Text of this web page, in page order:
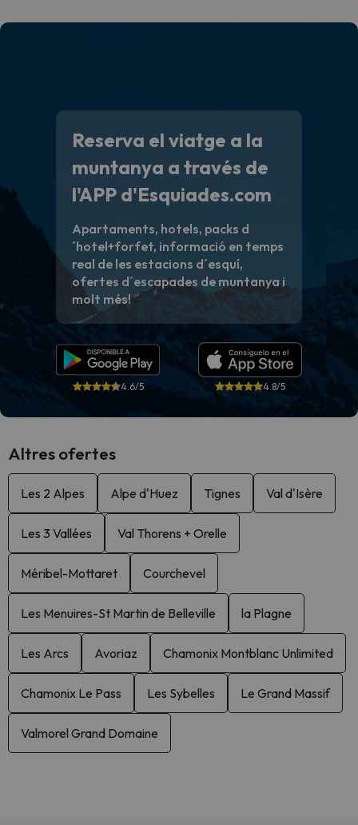
Reserva el viatge a la
muntanya a través de
l'APP d'Esquiades.com
Apartaments, hotels, packs d
´hotel+forfet, informació en temps
real de les estacions d´esquí,
ofertes d´escapades de muntanya i
molt més!
4.6/5 4.8/5
Altres ofertes
Les 2 Alpes Alpe d'Huez Tignes Val d'Isère
Les 3 Vallées Val Thorens + Orelle
Méribel-Mottaret Courchevel
Les Menuires-St Martin de Belleville la Plagne
Les Arcs Avoriaz Chamonix Montblanc Unlimited
Chamonix Le Pass Les Sybelles Le Grand Massif
Valmorel Grand Domaine